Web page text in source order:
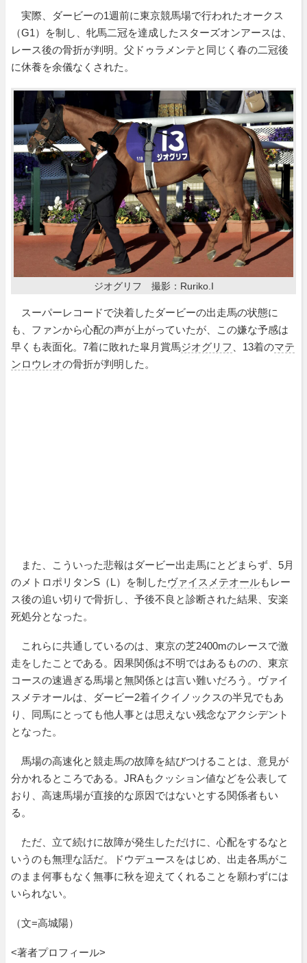
実際、ダービーの1週前に東京競馬場で行われたオークス
（G1）を制し、牝馬二冠を達成したスターズオンアースは、
レース後の骨折が判明。父ドゥラメンテと同じく春の二冠後
に休養を余儀なくされた。
ジオグリフ 撮影：Ruriko.I
スーパーレコードで決着したダービーの出走馬の状態に
も、ファンから心配の声が上がっていたが、この嫌な予感は
早くも表面化。7着に敗れた皐月賞馬ジオグリフ 、13着のマテ
ンロウレオの骨折が判明した。
また、こういった悲報はダービー出走馬にとどまらず、5月
のメトロポリタンS（L）を制したヴァイスメテオールもレー
ス後の追い切りで骨折し、予後不良と診断された結果、安楽
死処分となった。
これらに共通しているのは、東京の芝2400mのレースで激
走をしたことである。因果関係は不明ではあるものの、東京
コースの速過ぎる馬場と無関係とは言い難いだろう。ヴァイ
スメテオールは、ダービー2着イクイノックスの半兄でもあ
り、同馬にとっても他人事とは思えない残念なアクシデント
となった。
馬場の高速化と競走馬の故障を結びつけることは、意見が
分かれるところである。JRAもクッション値などを公表して
おり、高速馬場が直接的な原因ではないとする関係者もい
る。
ただ、立て続けに故障が発生しただけに、心配をするなと
いうのも無理な話だ。ドウデュースをはじめ、出走各馬がこ
のまま何事もなく無事に秋を迎えてくれることを願わずには
いられない。
（文=高城陽）
<著者プロフィール>